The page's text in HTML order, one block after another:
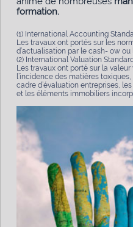
formation.
(1) International Accounting
Les travaux ont portés sur les
d’actualisation par le cash- ow
(2) International Valuation
Les travaux ont porté sur la
l’incidence des matières
cadre d’évaluation entreprises,
et les éléments immobiliers